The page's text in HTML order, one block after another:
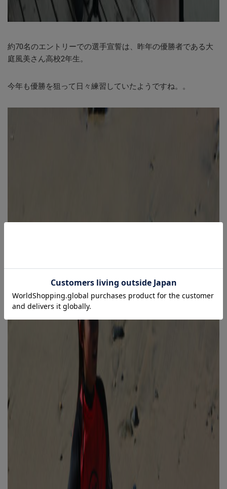
約70名のエントリーでの選手宣誓は、昨年の優勝者である大
庭風美さん高校2年生。
今年も優勝を狙って日々練習していたようですね。。